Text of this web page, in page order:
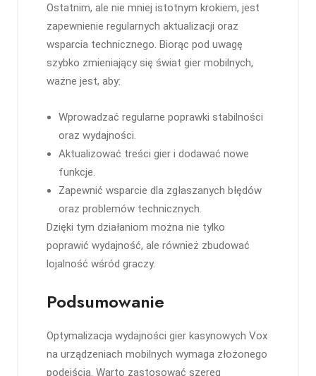
Ostatnim, ale nie mniej istotnym krokiem, jest
zapewnienie regularnych aktualizacji oraz
wsparcia technicznego. Biorąc pod uwagę
szybko zmieniający się świat gier mobilnych,
ważne jest, aby:
Wprowadzać regularne poprawki stabilności
oraz wydajności.
Aktualizować treści gier i dodawać nowe
funkcje.
Zapewnić wsparcie dla zgłaszanych błędów
oraz problemów technicznych.
Dzięki tym działaniom można nie tylko
poprawić wydajność, ale również zbudować
lojalność wśród graczy.
Podsumowanie
Optymalizacja wydajności gier kasynowych Vox
na urządzeniach mobilnych wymaga złożonego
podejścia. Warto zastosować szereg